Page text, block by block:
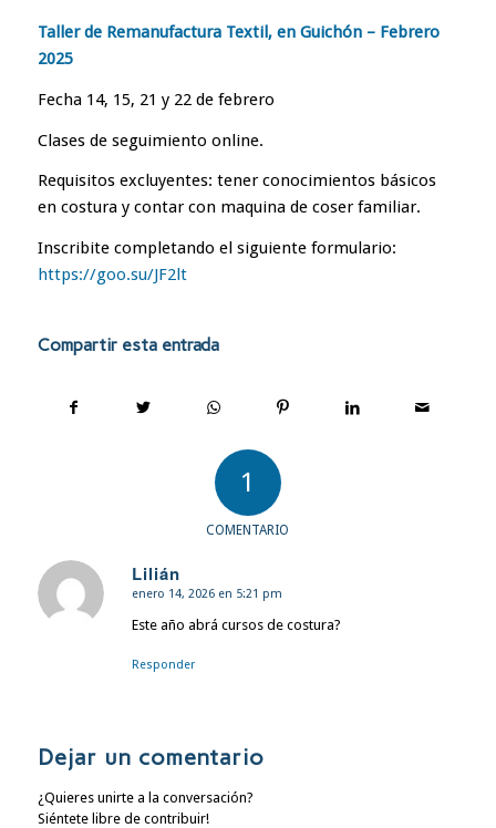
Taller de Remanufactura Textil, en Guichón – Febrero
2025
Fecha 14, 15, 21 y 22 de febrero
Clases de seguimiento online.
Requisitos excluyentes: tener conocimientos básicos
en costura y contar con maquina de coser familiar.
Inscribite completando el siguiente formulario:
https://goo.su/JF2lt
Compartir esta entrada
1
COMENTARIO
Lilián
Dice:
enero 14, 2026 en 5:21 pm
Este año abrá cursos de costura?
Responder
Dejar un comentario
¿Quieres unirte a la conversación?
Siéntete libre de contribuir!